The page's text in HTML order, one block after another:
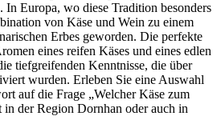
In Europa, wo diese Tradition besonders
von Käse und Wein zu einem
Erbes geworden. Die perfekte
eines reifen Käses und eines edlen
tiefgreifenden Kenntnisse, die über
wurden. Erleben Sie eine Auswahl
auf die Frage „Welcher Käse zum
in der Region Dornhan oder auch in